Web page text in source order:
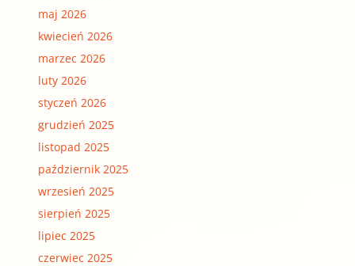
maj 2026
kwiecień 2026
marzec 2026
luty 2026
styczeń 2026
grudzień 2025
listopad 2025
październik 2025
wrzesień 2025
sierpień 2025
lipiec 2025
czerwiec 2025